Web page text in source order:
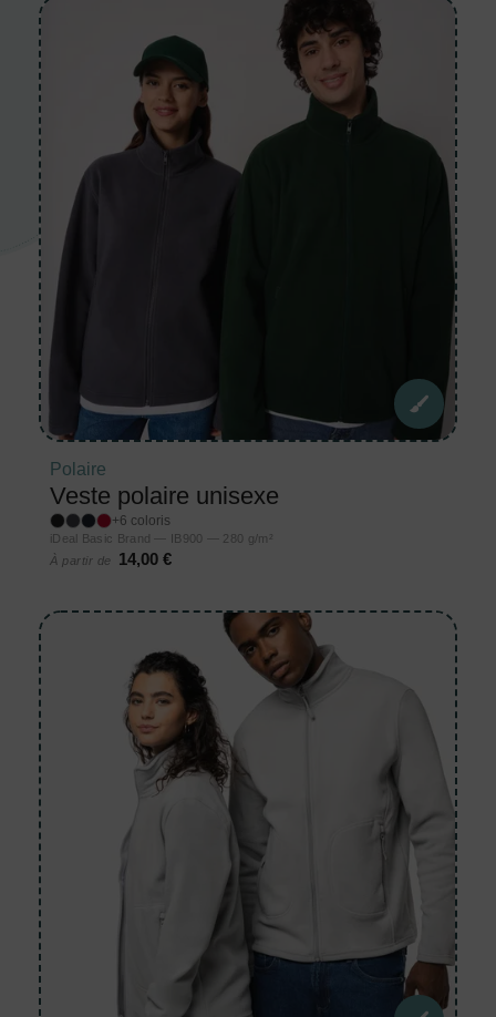
Polaire
Veste polaire unisexe
+6 coloris
iDeal Basic Brand — IB900 — 280 g/m²
À partir de
14,00 €